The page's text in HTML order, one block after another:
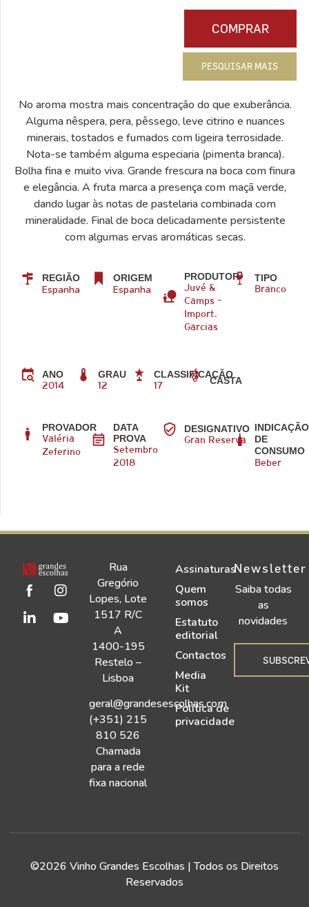
COMPRAR
PESQUISAR MAIS
No aroma mostra mais concentração do que exuberância.
Alguma nêspera, pera, pêssego, leve citrino e nuances
minerais, tostados e fumados com ligeira terrosidade.
Nota-se também alguma especiaria (pimenta branca).
Bolha fina e muito viva. Grande frescura na boca com finura
e elegância. A fruta marca a presença com maçã verde,
dando lugar às notas de pastelaria combinada com
mineralidade. Final de boca delicadamente persistente
com algumas ervas aromáticas secas.
REGIÃO
Espanha
ORIGEM
Espanha
PRODUTOR
Juvé &
Camps –
Import.
Garcias
TIPO
Branco
ANO
2014
GRAU
12
CLASSIFICAÇÃO
17
CASTA
PROVADOR
Valéria
Zeferino
DATA
PROVA
Setembro
2018
DESIGNATIVO
Gran Reserva
INDICAÇÃO
DE
CONSUMO
Beber
Rua
Gregório
Lopes, Lote
1517 R/C
A
1400-195
Restelo –
Lisboa
geral@grandesescolhas.com
(+351) 215
810 526
Chamada
para a rede
fixa nacional
Assinaturas
Quem
somos
Estatuto
editorial
Contactos
Media
Kit
Política de
privacidade
Newsletter
Saiba todas
as
novidades
©2026 Vinho Grandes Escolhas | Todos os Direitos
Reservados